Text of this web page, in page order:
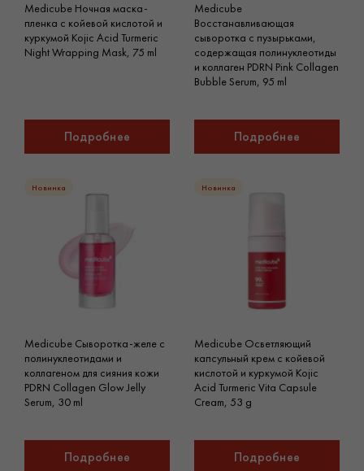
Medicube Ночная маска-
пленка с койевой кислотой и
куркумой Kojic Acid Turmeric
Night Wrapping Mask, 75 ml
Подробнее
Medicube
Восстанавливающая
сыворотка с пузырьками,
содержащая полинуклеотиды
и коллаген PDRN Pink Collagen
Bubble Serum, 95 ml
Подробнее
Новинка
Medicube Сыворотка-желе с
полинуклеотидами и
коллагеном для сияния кожи
PDRN Collagen Glow Jelly
Serum, 30 ml
Подробнее
Новинка
Medicube Осветляющий
капсульный крем с койевой
кислотой и куркумой Kojic
Acid Turmeric Vita Capsule
Cream, 53 g
Подробнее